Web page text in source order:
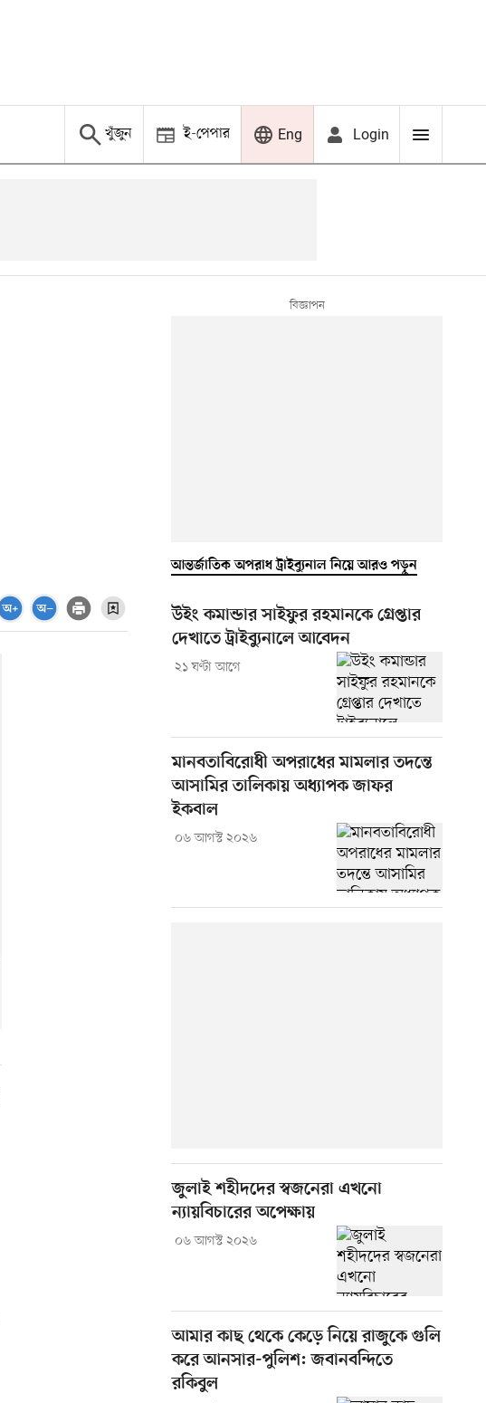
খুঁজুন ই-পেপার Eng Login
আন্তর্জাতিক অপরাধ ট্রাইব্যুনাল নিয়ে আরও পড়ুন
উইং কমান্ডার সাইফুর রহমানকে গ্রেপ্তার
দেখাতে ট্রাইব্যুনালে আবেদন
২১ ঘণ্টা আগে
মানবতাবিরোধী অপরাধের মামলার তদন্তে
আসামির তালিকায় অধ্যাপক জাফর
ইকবাল
০৬ আগস্ট ২০২৬
জুলাই শহীদদের স্বজনেরা এখনো
ন্যায়বিচারের অপেক্ষায়
০৬ আগস্ট ২০২৬
আমার কাছ থেকে কেড়ে নিয়ে রাজুকে গুলি
করে আনসার-পুলিশ: জবানবন্দিতে
রকিবুল